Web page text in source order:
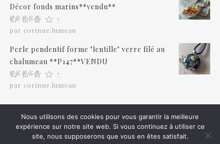
Décor fonds marins**vendu**
Note5sur 5
par corinne.lumeau
Perle pendentif forme "lentille" verre filé au
chalumeau **P147**VENDU
Note5sur 5
par corinne.lumeau
2026 © iletaituneflamme.com
Nous utilisons des cookies pour vous garantir la meilleure
expérience sur notre site web. Si vous continuez à utiliser ce
site, nous supposerons que vous en êtes satisfait.